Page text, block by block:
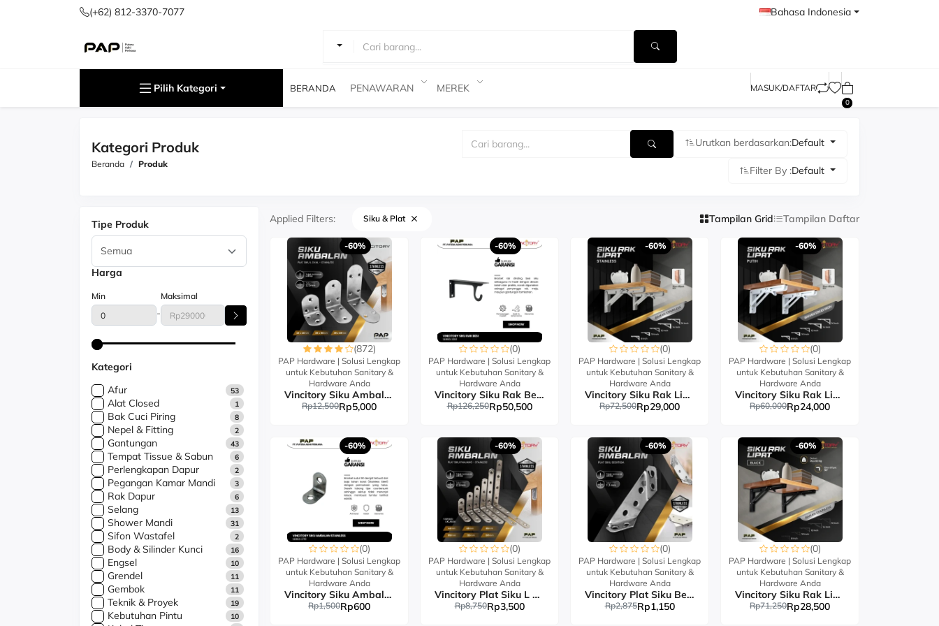
(+62) 812-3370-7077 Bahasa Indonesia
Cari Barang
Pilih Kategori BERANDA PENAWARAN MEREK MASUK/DAFTAR
0
Kategori Produk
Beranda Produk
Urutkan berdasarkan:Default
Filter By :Default
Tipe Produk
Harga
Min
-
Maksimal
Kategori
Afur
53
Alat Closed 1
Bak Cuci Piring 8
Nepel & Fitting 2
Gantungan 43
Tempat Tissue & Sabun 6
Perlengkapan Dapur 2
Pegangan Kamar Mandi 3
Rak Dapur 6
Selang 13
Shower Mandi 31
Sifon Wastafel 2
Body & Silinder Kunci 16
Engsel 10
Grendel 11
Gembok 11
Teknik & Proyek 19
Kebutuhan Pintu 10
Applied Filters: Siku & Plat Tampilan Grid Tampilan Daftar
-60%
(872)
PAP Hardware | Solusi Lengkap
untuk Kebutuhan Sanitary &
Hardware Anda
Vincitory Siku Ambalan Plat Stainless
Rp12,500Rp5,000
-60%
(0)
PAP Hardware | Solusi Lengkap
untuk Kebutuhan Sanitary &
Hardware Anda
Vincitory Siku Rak Besi Cantolan
Rp126,250Rp50,500
-60%
(0)
PAP Hardware | Solusi Lengkap
untuk Kebutuhan Sanitary &
Hardware Anda
Vincitory Siku Rak Lipat Stainless
Rp72,500Rp29,000
-60%
(0)
PAP Hardware | Solusi Lengkap
untuk Kebutuhan Sanitary &
Hardware Anda
Vincitory Siku Rak Lipat White
Rp60,000Rp24,000
-60%
(0)
PAP Hardware | Solusi Lengkap
untuk Kebutuhan Sanitary &
Hardware Anda
Vincitory Siku Ambalan Stainless
Rp1,500Rp600
-60%
(0)
PAP Hardware | Solusi Lengkap
untuk Kebutuhan Sanitary &
Hardware Anda
Vincitory Plat Siku L Stainless
Rp8,750Rp3,500
-60%
(0)
PAP Hardware | Solusi Lengkap
untuk Kebutuhan Sanitary &
Hardware Anda
Vincitory Plat Siku Besi Segitiga Stainless
Rp2,875Rp1,150
-60%
(0)
PAP Hardware | Solusi Lengkap
untuk Kebutuhan Sanitary &
Hardware Anda
Vincitory Siku Rak Lipat Black
Rp71,250Rp28,500